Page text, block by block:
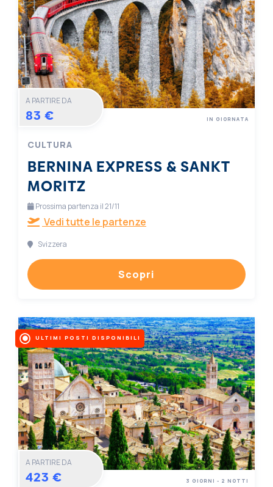
A PARTIRE DA
83 €
CULTURA
BERNINA EXPRESS & SANKT
MORITZ
IN GIORNATA
Prossima partenza il 21/11
Vedi tutte le partenze
Svizzera
Scopri
ULTIMI POSTI DISPONIBILI
A PARTIRE DA
423 € 3 GIORNI - 2 NOTTI